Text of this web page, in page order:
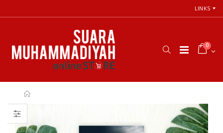
LINKS
0